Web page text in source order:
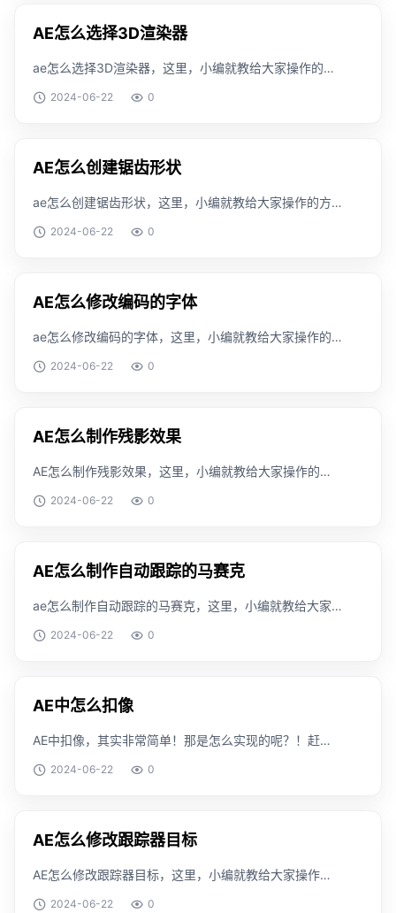
AE怎么选择3D渲染器
ae怎么选择3D渲染器，这里，小编就教给大家操作的方
版本：v1909方法/步骤首先我们需要打开ae程序。然后
2024-06-22 0
AE怎么创建锯齿形状
ae怎么创建锯齿形状，这里，小编就教给大家操作的方
版本：v1909方法/步骤首先我们打开ae新建合成。选择
2024-06-22 0
AE怎么修改编码的字体
ae怎么修改编码的字体，这里，小编就教给大家操作的
windows 版本：v1909方法/步骤首先我们进入到ae当
2024-06-22 0
AE怎么制作残影效果
AE怎么制作残影效果，这里，小编就教给大家操作的方
版本：v1909方法/步骤首先，我们进入ae打开例子。然
2024-06-22 0
AE怎么制作自动跟踪的马赛克
ae怎么制作自动跟踪的马赛克，这里，小编就教给大家
windows 版本：v1909方法/步骤首先我们进入到ae当
2024-06-22 0
AE中怎么扣像
AE中扣像，其实非常简单！那是怎么实现的呢？！赶紧
制作我们的视频将需要抠像的纯色背景素材进行导入，并
2024-06-22 0
AE怎么修改跟踪器目标
AE怎么修改跟踪器目标，这里，小编就教给大家操作的
2024-06-22 0